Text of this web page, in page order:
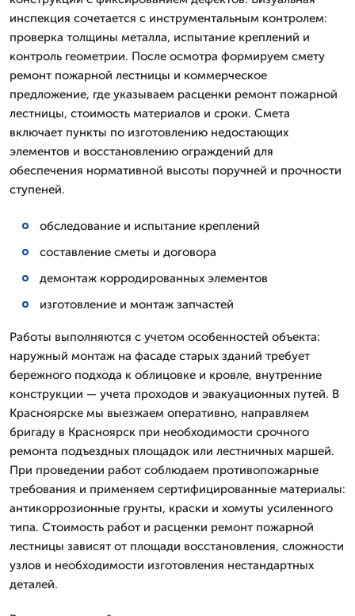
инспекция сочетается с инструментальным контролем:
проверка толщины металла, испытание креплений и
контроль геометрии. После осмотра формируем смету
ремонт пожарной лестницы и коммерческое
предложение, где указываем расценки ремонт пожарной
лестницы, стоимость материалов и сроки. Смета
включает пункты по изготовлению недостающих
элементов и восстановлению ограждений для
обеспечения нормативной высоты поручней и прочности
ступеней.
обследование и испытание креплений
составление сметы и договора
демонтаж корродированных элементов
изготовление и монтаж запчастей
Работы выполняются с учетом особенностей объекта:
наружный монтаж на фасаде старых зданий требует
бережного подхода к облицовке и кровле, внутренние
конструкции — учета проходов и эвакуационных путей. В
Красноярске мы выезжаем оперативно, направляем
бригаду в Красноярск при необходимости срочного
ремонта подъездных площадок или лестничных маршей.
При проведении работ соблюдаем противопожарные
требования и применяем сертифицированные материалы:
антикоррозионные грунты, краски и хомуты усиленного
типа. Стоимость работ и расценки ремонт пожарной
лестницы зависят от площади восстановления, сложности
узлов и необходимости изготовления нестандартных
деталей.